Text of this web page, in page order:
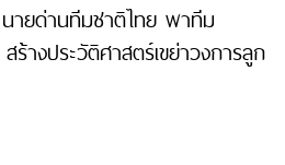
ายด่านทีมชาติไทย พาทีม
ร้างประวัติศาสตร์เขย่าวงการลูก